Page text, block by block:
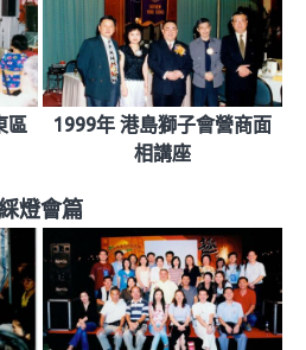
區
1999年 港島獅子會營商面
相講座
燈會篇